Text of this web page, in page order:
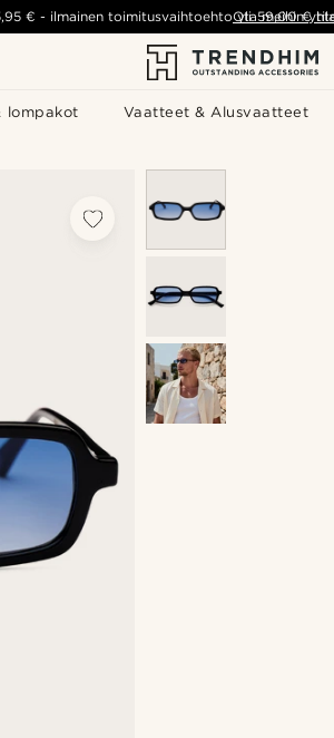
lompakot Vaatteet & Alusvaatteet
€ - ilmainen toimitusvaihtoehto yli 59,00 €
Ota meihin